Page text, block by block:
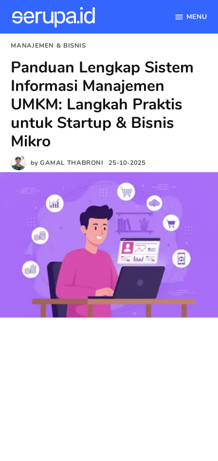
content
MENU
POSTED
MANAJEMEN & BISNIS
Panduan Lengkap Sistem
Informasi Manajemen
UMKM: Langkah Praktis
untuk Startup & Bisnis
Mikro
by GAMAL THABRONI 25-10-2025